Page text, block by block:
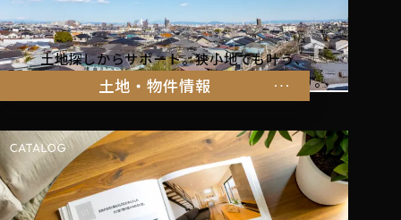
土地・物件情報
土地探しからサポート。狭小地でも叶う、
家族の暮らしにぴったりな物件をご紹介します。